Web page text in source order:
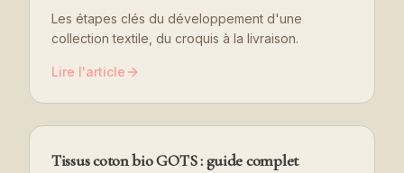
Les étapes clés du développement d'une
collection textile, du croquis à la livraison.
Lire l'article
Tissus coton bio GOTS : guide complet